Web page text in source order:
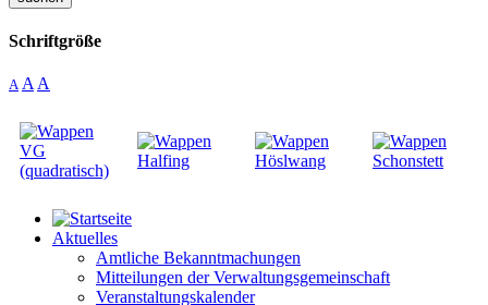
Schriftgröße
A A A
Aktuelles
Amtliche Bekanntmachungen
Mitteilungen der Verwaltungsgemeinschaft
Veranstaltungskalender